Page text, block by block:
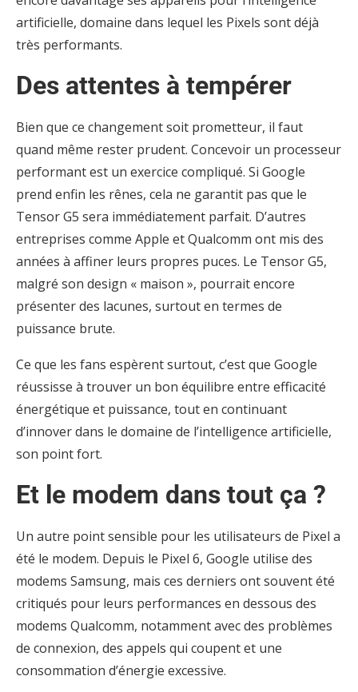
artificielle, domaine dans lequel les Pixels sont déjà
très performants.
Des attentes à tempérer
Bien que ce changement soit prometteur, il faut
quand même rester prudent. Concevoir un processeur
performant est un exercice compliqué. Si Google
prend enfin les rênes, cela ne garantit pas que le
Tensor G5 sera immédiatement parfait. D’autres
entreprises comme Apple et Qualcomm ont mis des
années à affiner leurs propres puces. Le Tensor G5,
malgré son design « maison », pourrait encore
présenter des lacunes, surtout en termes de
puissance brute.
Ce que les fans espèrent surtout, c’est que Google
réussisse à trouver un bon équilibre entre efficacité
énergétique et puissance, tout en continuant
d’innover dans le domaine de l’intelligence artificielle,
son point fort.
Et le modem dans tout ça ?
Un autre point sensible pour les utilisateurs de Pixel a
été le modem. Depuis le Pixel 6, Google utilise des
modems Samsung, mais ces derniers ont souvent été
critiqués pour leurs performances en dessous des
modems Qualcomm, notamment avec des problèmes
de connexion, des appels qui coupent et une
consommation d’énergie excessive.